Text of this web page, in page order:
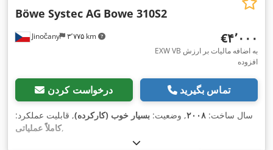
Jinočany ۳٬۷۷۵ km
Böwe Systec AG Bowe 310S2
‎€۴٬۰۰۰
EXW VB به اضافه مالیات بر ارزش
افزوده
درخواست کردن تماس بگیرید
سال ساخت: ۲۰۰۸, وضعیت: بسیار خوب (کارکرده), قابلیت عملکرد:
کاملاً عملیاتی,